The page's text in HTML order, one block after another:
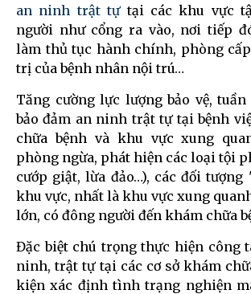
an ninh trật tựtại các khu vực
người như cổng ra vào, nơi tiếp
làm thủ tục hành chính, phòng
trị của bệnh nhân nội trú…
Tăng cường lực lượng bảo vệ,
bảo đảm an ninh trật tự tại bệnh
chữa bệnh và khu vực xung
phòng ngừa, phát hiện các loại tội
cướp giật, lừa đảo…), các đối tượng
khu vực, nhất là khu vực xung
lớn, có đông người đến khám chữa
Đặc biệt chú trọng thực hiện công
ninh, trật tự tại các cơ sở khám
kiện xác định tình trạng nghiện